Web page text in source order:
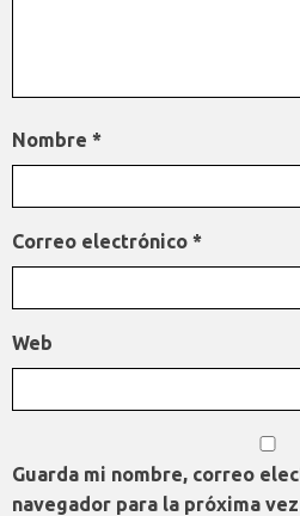
Nombre *
Correo electrónico *
Web
Guarda mi nombre, correo
navegador para la próxima